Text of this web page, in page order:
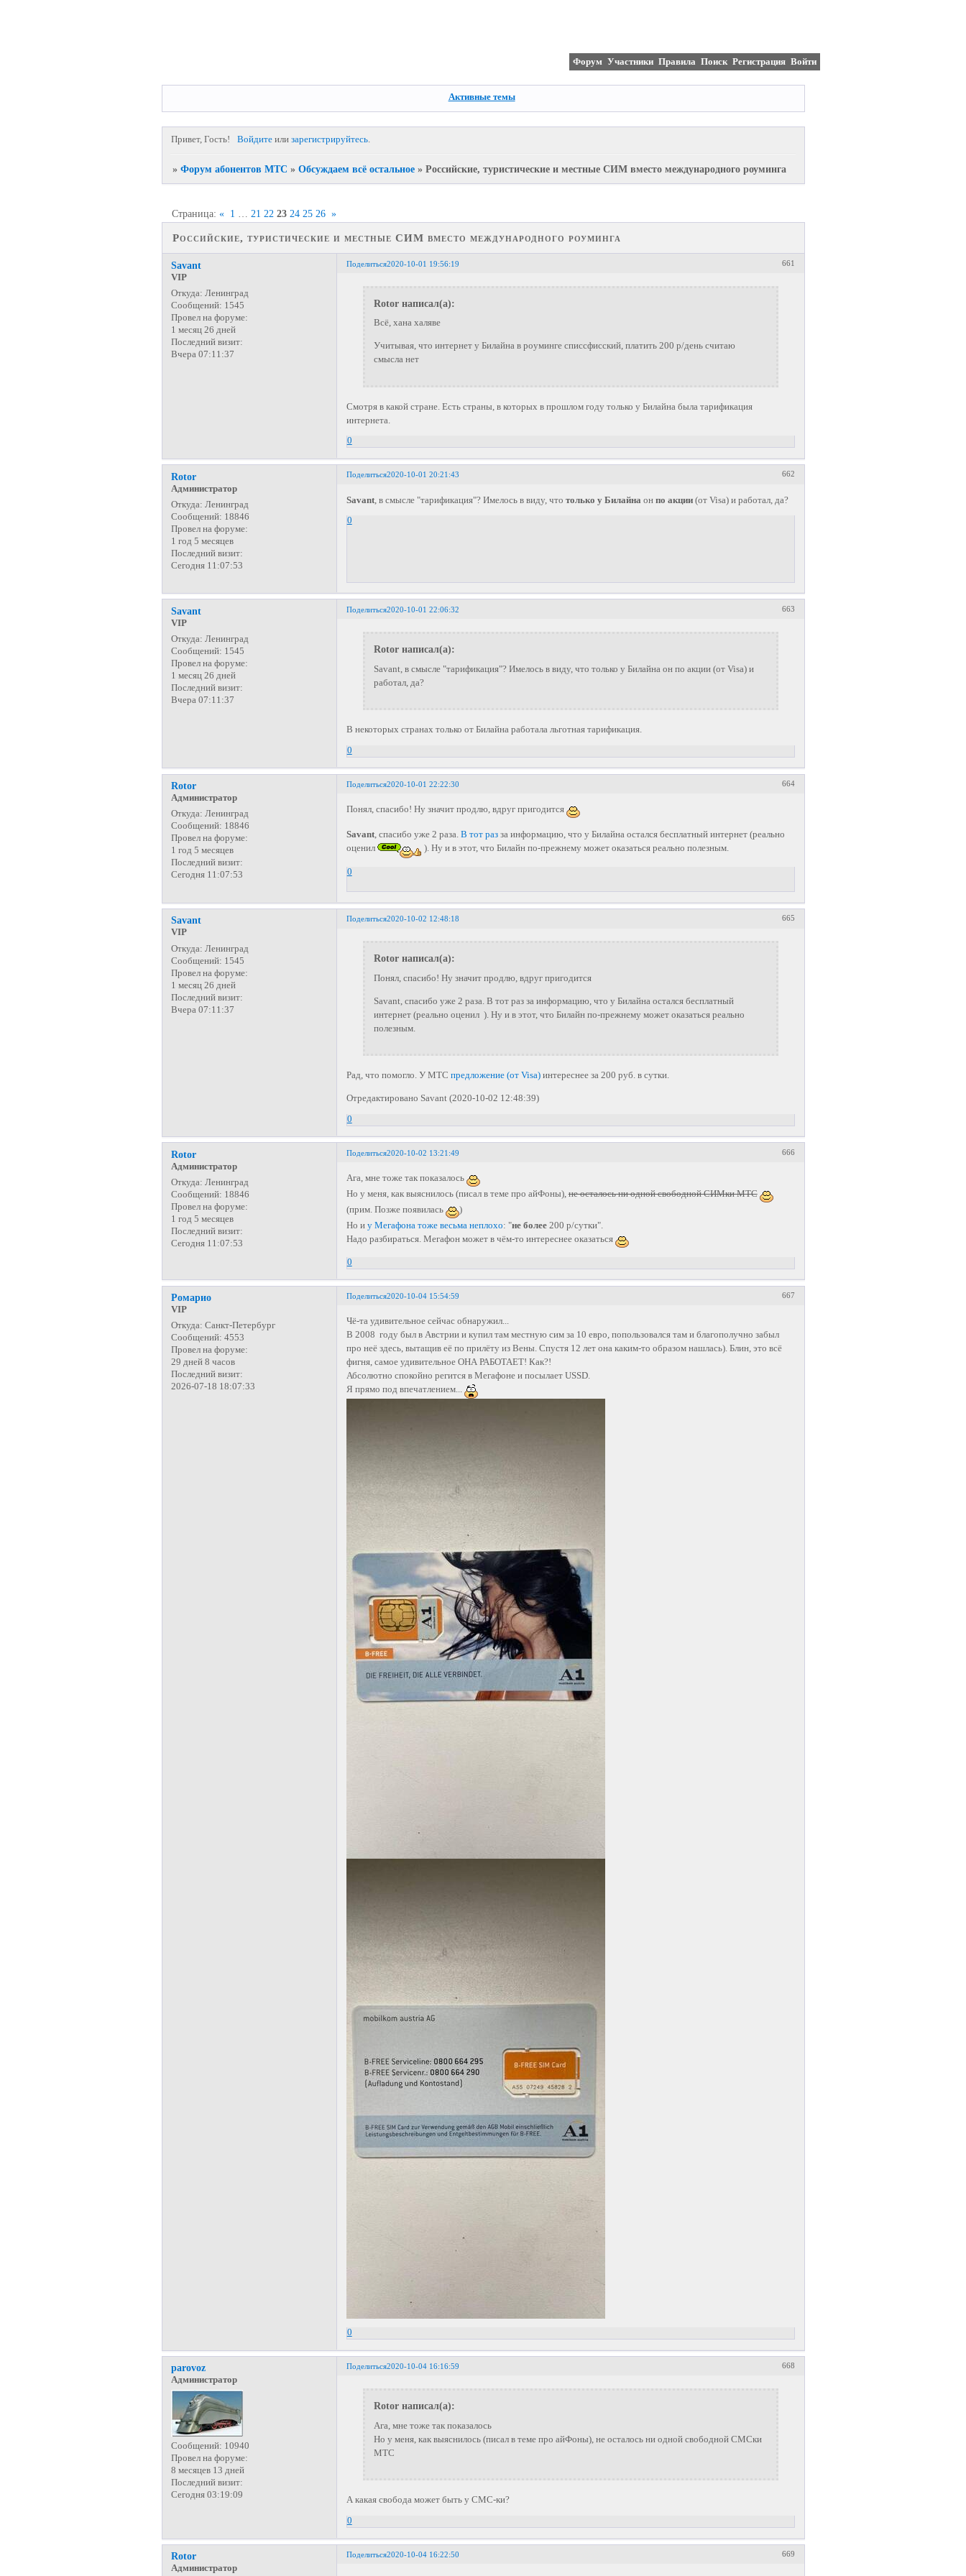
Форум Участники Правила Поиск Регистрация Войти
Активные темы
Привет, Гость! Войдитеили зарегистрируйтесь.
» Форум абонентов МТС » Обсуждаем всё остальное » Российские, туристические и местные СИМ вместо международного роуминга
Российские, туристические и местные СИМ вместо международного роуминга
Страница: « 1 21 22 23 24 25 26 »
Поделиться 661
2020-10-01 19:56:19
Savant
VIP
Откуда: Ленинград
Сообщений: 1545
Провел на форуме:
1 месяц 26 дней
Последний визит:
Вчера 07:11:37
Rotor написал(а):
Всё, хана халяве
Учитывая, что интернет у Билайна в роуминге списсфисский, платить 200 р/день считаю
смысла нет
Смотря в какой стране. Есть страны, в которых в прошлом году только у Билайна была тарификация
интернета.
0
Поделиться 662
2020-10-01 20:21:43
Rotor
Администратор
Откуда: Ленинград
Сообщений: 18846
Провел на форуме:
1 год 5 месяцев
Последний визит:
Сегодня 11:07:53
Savant, в смысле "тарификация"? Имелось в виду, что только у Билайна он по акции(от Visa) и работал, да?
0
Поделиться 663
2020-10-01 22:06:32
Savant
VIP
Откуда: Ленинград
Сообщений: 1545
Провел на форуме:
1 месяц 26 дней
Последний визит:
Вчера 07:11:37
Rotor написал(а):
Savant, в смысле "тарификация"? Имелось в виду, что только у Билайна он по акции (от Visa) и
работал, да?
В некоторых странах только от Билайна работала льготная тарификация.
0
Поделиться 664
2020-10-01 22:22:30
Rotor
Администратор
Откуда: Ленинград
Сообщений: 18846
Провел на форуме:
1 год 5 месяцев
Последний визит:
Сегодня 11:07:53
Понял, спасибо! Ну значит продлю, вдруг пригодится
Savant, спасибо уже 2 раза. В тот разза информацию, что у Билайна остался бесплатный интернет (реально
оценил
). Ну и в этот, что Билайн по-прежнему может оказаться реально полезным.
0
Поделиться 665
2020-10-02 12:48:18
Savant
VIP
Откуда: Ленинград
Сообщений: 1545
Провел на форуме:
1 месяц 26 дней
Последний визит:
Вчера 07:11:37
Rotor написал(а):
Понял, спасибо! Ну значит продлю, вдруг пригодится
Savant, спасибо уже 2 раза. В тот раз за информацию, что у Билайна остался бесплатный
интернет (реально оценил ). Ну и в этот, что Билайн по-прежнему может оказаться реально
полезным.
Рад, что помогло. У МТС предложение (от Visa)интереснее за 200 руб. в сутки.
Отредактировано Savant (2020-10-02 12:48:39)
0
Поделиться 666
2020-10-02 13:21:49
Rotor
Администратор
Откуда: Ленинград
Сообщений: 18846
Провел на форуме:
1 год 5 месяцев
Последний визит:
Сегодня 11:07:53
Ага, мне тоже так показалось
Но у меня, как выяснилось (писал в теме про айФоны),не осталось ни одной свободной СИМки МТС
(прим. Позже появилась
)
Но и у Мегафона тоже весьма неплохо: "не более200 р/сутки".
Надо разбираться. Мегафон может в чём-то интереснее оказаться
0
Поделиться 667
2020-10-04 15:54:59
Ромарио
VIP
Откуда: Санкт-Петербург
Сообщений: 4553
Провел на форуме:
29 дней 8 часов
Последний визит:
2026-07-18 18:07:33
Чё-та удивительное сейчас обнаружил...
В 2008 году был в Австрии и купил там местную сим за 10 евро, попользовался там и благополучно забыл
про неё здесь, вытащив её по прилёту из Вены. Спустя 12 лет она каким-то образом нашлась). Блин, это всё
фигня, самое удивительное ОНА РАБОТАЕТ! Как?!
Абсолютно спокойно регится в Мегафоне и посылает USSD.
Я прямо под впечатлением...
0
Поделиться 668
2020-10-04 16:16:59
parovoz
Администратор
Сообщений: 10940
Провел на форуме:
8 месяцев 13 дней
Последний визит:
Сегодня 03:19:09
Rotor написал(а):
Ага, мне тоже так показалось
Но у меня, как выяснилось (писал в теме про айФоны), не осталось ни одной свободной СМСки
МТС
А какая свобода может быть у СМС-ки?
0
Поделиться 669
2020-10-04 16:22:50
Rotor
Администратор